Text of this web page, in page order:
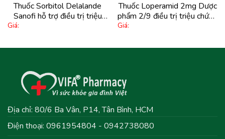
Thuốc Sorbitol Delalande
Sanofi hỗ trợ điều trị triệu
chứng táo bón, khó tiêu (20
Giá:
Thuốc Loperamid 2mg Dược
phẩm 2/9 điều trị triệu chứng
tiêu chảy cấp tính và mạn
Giá:
Địa chỉ: 80/6 Ba Vân, P14, Tân Bình, HCM
Điện thoại: 0961954804 - 0942738080